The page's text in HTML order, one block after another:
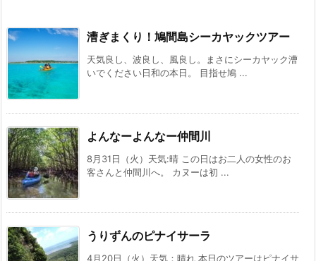
漕ぎまくり！鳩間島シーカヤックツアー
天気良し、波良し、風良し。まさにシーカヤック漕
いでください日和の本日。 目指せ鳩 ...
よんなーよんなー仲間川
8月31日（火）天気:晴 この日はお二人の女性のお
客さんと仲間川へ。 カヌーは初 ...
うりずんのピナイサーラ
4月20日（火）天気：晴れ 本日のツアーはピナイサ